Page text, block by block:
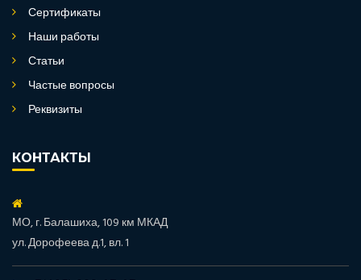
Сертификаты
Наши работы
Статьи
Частые вопросы
Реквизиты
КОНТАКТЫ
МО, г. Балашиха, 109 км МКАД
ул. Дорофеева д.1, вл. 1